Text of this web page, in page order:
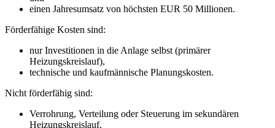
einen Jahresumsatz von höchsten EUR 50 Millionen.
Förderfähige Kosten sind:
nur Investitionen in die Anlage selbst (primärer
Heizungskreislauf),
technische und kaufmännische Planungskosten.
Nicht förderfähig sind:
Verrohrung, Verteilung oder Steuerung im sekundären
Heizungskreislauf,